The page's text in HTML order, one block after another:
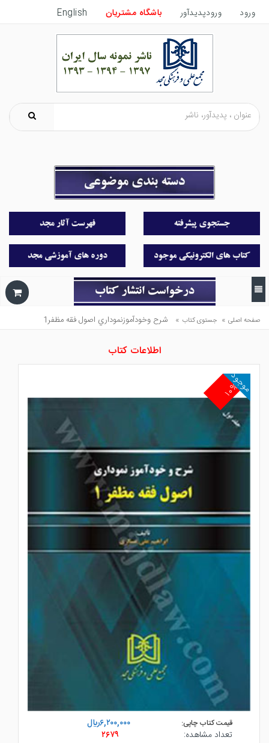
ورود ورودپدیدآور باشگاه مشتریان English
صفحه اصلی » جستوی کتاب » شرح وخودآموزنموداري اصول فقه مظفر1
اطلاعات کتاب
۱۰%
موجود
قیمت کتاب چاپی:
۶,۲۰۰,۰۰۰ريال
تعداد مشاهده:
۲۶۷۹